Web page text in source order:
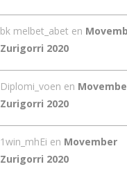
bk melbet_abet en
Zurigorri 2020
Diplomi_voen en
Zurigorri 2020
1win_mhEi en Movember
Zurigorri 2020